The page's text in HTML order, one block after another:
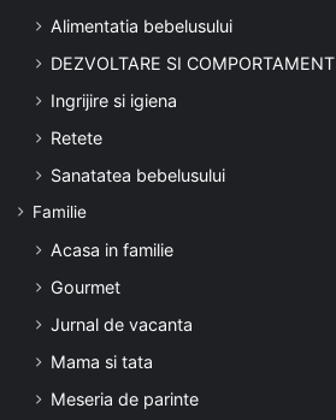
Alimentatia bebelusului
DEZVOLTARE SI COMPORTAMENT
Ingrijire si igiena
Retete
Sanatatea bebelusului
Familie
Acasa in familie
Gourmet
Jurnal de vacanta
Mama si tata
Meseria de parinte